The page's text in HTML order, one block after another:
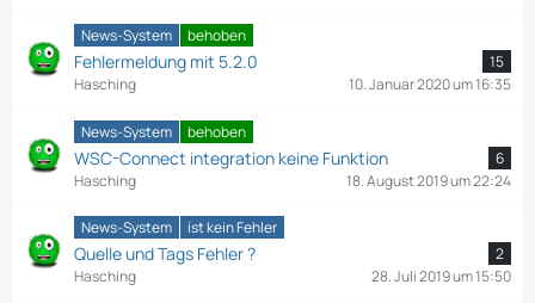
News-System behoben
Fehlermeldung mit 5.2.0
15
Hasching
10. Januar 2020 um 16:35
News-System behoben
WSC-Connect integration keine Funktion
6
Hasching
18. August 2019 um 22:24
News-System ist kein Fehler
Quelle und Tags Fehler ?
2
Hasching
28. Juli 2019 um 15:50